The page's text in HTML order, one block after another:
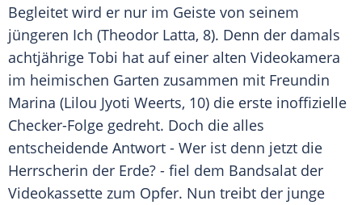
Begleitet wird er nur im Geiste von seinem
jüngeren Ich (Theodor Latta, 8). Denn der damals
achtjährige Tobi hat auf einer alten Videokamera
im heimischen Garten zusammen mit Freundin
Marina (Lilou Jyoti Weerts, 10) die erste inoffizielle
Checker-Folge gedreht. Doch die alles
entscheidende Antwort - Wer ist denn jetzt die
Herrscherin der Erde? - fiel dem Bandsalat der
Videokassette zum Opfer. Nun treibt der junge